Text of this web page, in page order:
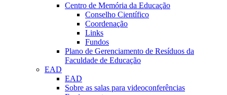
Centro de Memória da Educação
Conselho Científico
Coordenação
Links
Fundos
Plano de Gerenciamento de Resíduos da
Faculdade de Educação
EAD
EAD
Sobre as salas para videoconferências